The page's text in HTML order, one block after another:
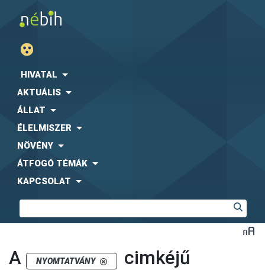
HIVATAL
AKTUÁLIS
ÁLLAT
ÉLELMISZER
NÖVÉNY
ÁTFOGÓ TÉMÁK
KAPCSOLAT
A NYOMTATVÁNY
cimkéjű